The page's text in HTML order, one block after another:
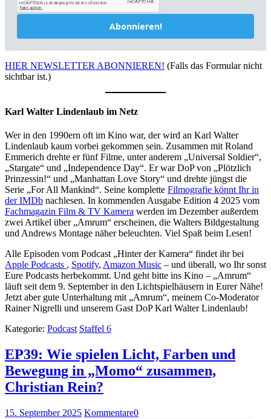
Abonnieren!
HIER NEWSLETTER ABONNIEREN! (Falls das Formular nicht
sichtbar ist.)
Karl Walter Lindenlaub im Netz
Wer in den 1990ern oft im Kino war, der wird an Karl Walter
Lindenlaub kaum vorbei gekommen sein. Zusammen mit Roland
Emmerich drehte er fünf Filme, unter anderem „Universal Soldier“,
„Stargate“ und „Independence Day“. Er war DoP von „Plötzlich
Prinzessin!“ und „Manhattan Love Story“ und drehte jüngst die
Serie „For All Mankind“. Seine komplette Filmografie könnt Ihr in
der IMDb nachlesen. In kommenden Ausgabe Edition 4 2025 vom
Fachmagazin Film & TV Kamera werden im Dezember außerdem
zwei Artikel über „Amrum“ erscheinen, die Walters Bildgestaltung
und Andrews Montage näher beleuchten. Viel Spaß beim Lesen!
Alle Episoden vom Podcast „Hinter der Kamera“ findet ihr bei
Apple Podcasts , Spotify, Amazon Music – und überall, wo Ihr sonst
Eure Podcasts herbekommt. Und geht bitte ins Kino – „Amrum“
läuft seit dem 9. September in den Lichtspielhäusern in Eurer Nähe!
Jetzt aber gute Unterhaltung mit „Amrum“, meinem Co-Moderator
Rainer Nigrelli und unserem Gast DoP Karl Walter Lindenlaub!
Kategorie: Podcast Staffel 6
EP39: Wie spielen Licht, Farben und
Bewegung in „Momo“ zusammen,
Christian Rein?
15. September 2025 Kommentare0